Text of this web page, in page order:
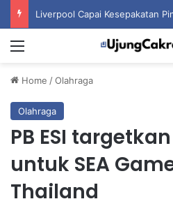
Home /Olahraga
Olahraga
PB ESI
untuk SEA
Thailand